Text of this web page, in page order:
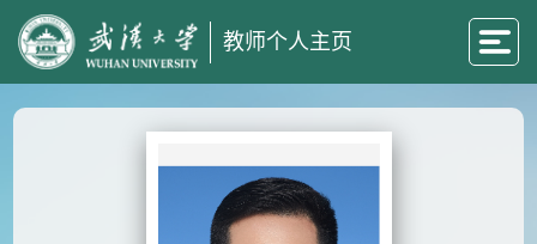
教师个人主页